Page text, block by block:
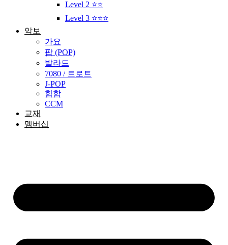
Level 2 ⭐⭐
Level 3 ⭐⭐⭐
악보
가요
팝 (POP)
발라드
7080 / 트로트
J-POP
힙합
CCM
교재
멤버십